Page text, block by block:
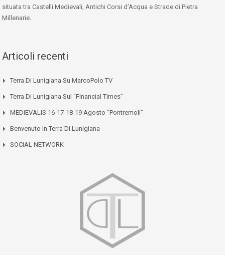
situata tra Castelli Medievali, Antichi Corsi d’Acqua e Strade di Pietra
Millenarie.
Articoli recenti
Terra Di Lunigiana Su MarcoPolo TV
Terra Di Lunigiana Sul “Financial Times”
MEDIEVALIS 16-17-18-19 Agosto “Pontremoli”
Benvenuto In Terra Di Lunigiana
SOCIAL NETWORK